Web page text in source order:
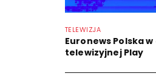
TELEWIZJA
Euronews Polska
telewizyjnej Play